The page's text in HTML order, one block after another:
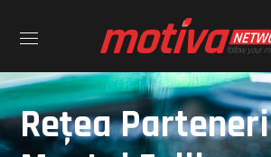
Reţea Parteneri